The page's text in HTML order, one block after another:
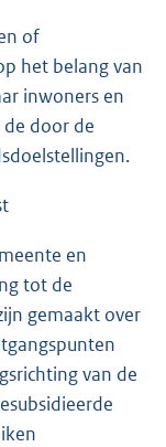
of
het belang van
inwoners en
door de
en
tot de
gemaakt over
van de